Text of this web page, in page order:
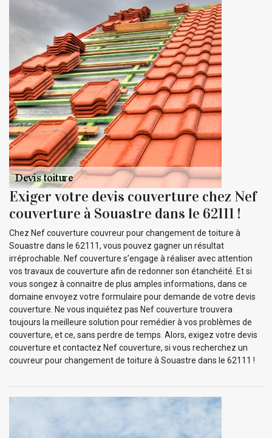
Exiger votre devis couverture chez Nef
couverture à Souastre dans le 62111 !
Chez Nef couverture couvreur pour changement de toiture à
Souastre dans le 62111, vous pouvez gagner un résultat
irréprochable. Nef couverture s’engage à réaliser avec attention
vos travaux de couverture afin de redonner son étanchéité. Et si
vous songez à connaitre de plus amples informations, dans ce
domaine envoyez votre formulaire pour demande de votre devis
couverture. Ne vous inquiétez pas Nef couverture trouvera
toujours la meilleure solution pour remédier à vos problèmes de
couverture, et ce, sans perdre de temps. Alors, exigez votre devis
couverture et contactez Nef couverture, si vous recherchez un
couvreur pour changement de toiture à Souastre dans le 62111 !